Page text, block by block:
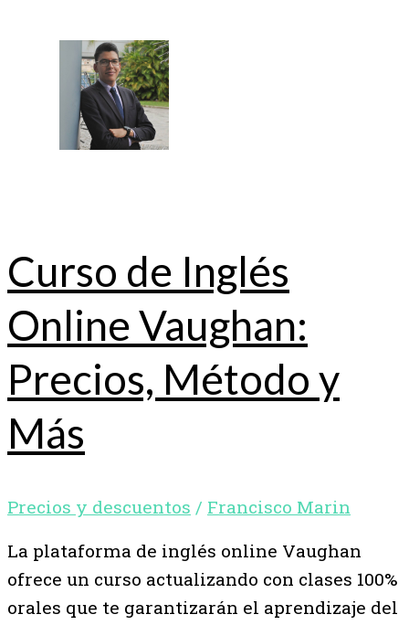
Curso de Inglés
Online Vaughan:
Precios, Método y
Más
Precios y descuentos / Francisco Marin
La plataforma de inglés online Vaughan
ofrece un curso actualizando con clases 100%
orales que te garantizarán el aprendizaje del